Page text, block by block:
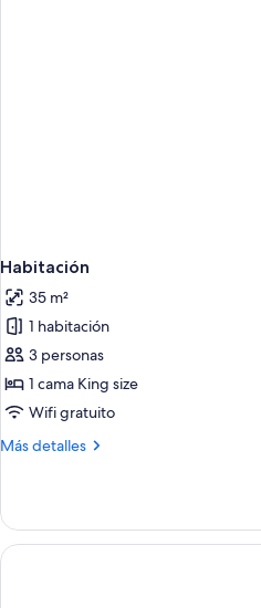
Habitación
35 m²
1 habitación
3 personas
1 cama King size
Wifi gratuito
Más detalles
Más